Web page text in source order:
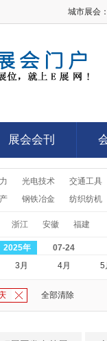
城市展会：
展会会刊
展会会刊
光电技术 交通工具
钢铁冶金 纺织纺机
浙江 安徽 福建
2025年
07-24
3月 4月 5
全部清除